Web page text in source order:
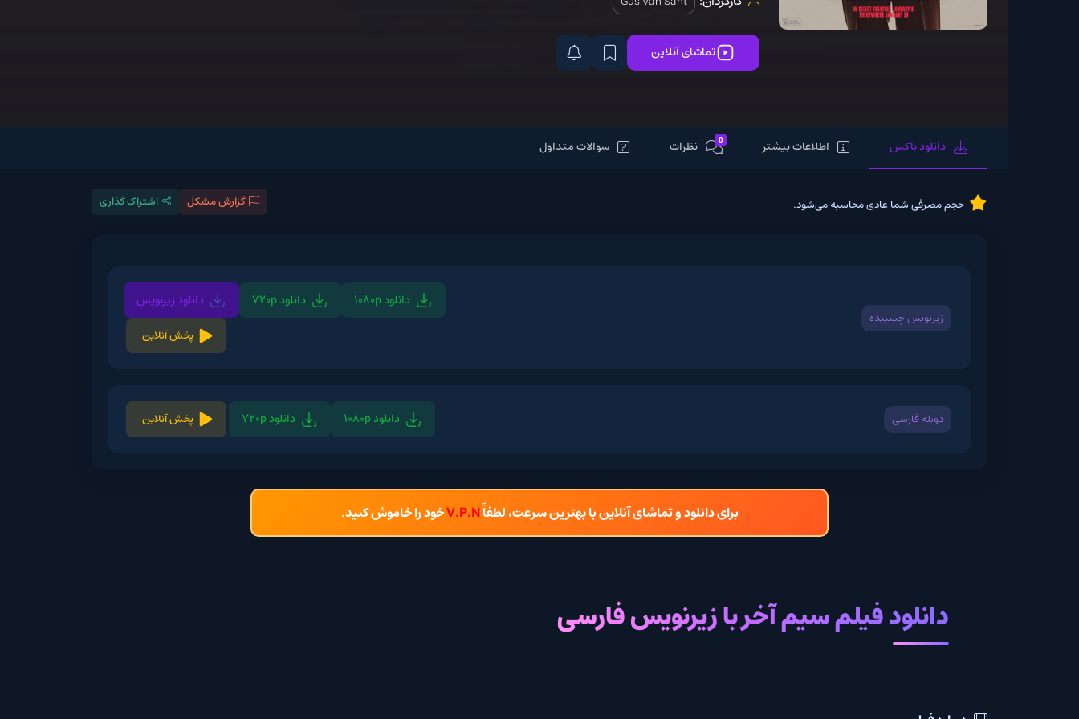
تماشای آنلاین
دانلود باکس اطلاعات بیشتر نظرات سوالات متداول
حجم مصرفی شما عادی محاسبه می‌شود. گزارش مشکل اشتراک گذاری
زیرنویس چسبیده
دانلود 720p دانلود زیرنویس
دانلود 720p پخش آنلاین
برای دانلود و تماشای آنلاین با بهترین سرعت، لطفاًV.P.Nخود را خاموش کنید.
دانلود فیلم سیم آخر با زیرنویس فارسی